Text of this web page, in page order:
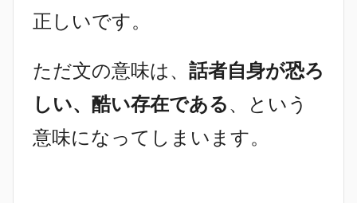
正しいです。
ただ文の意味は、 話者自身が恐ろ
しい、酷い存在である、という
意味になってしまいます。